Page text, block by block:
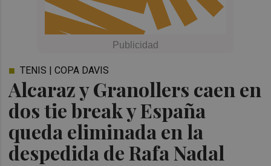
Alcaraz y Granollers caen en
dos tie break y España
queda eliminada en la
despedida de Rafa Nadal
TENIS | COPA DAVIS